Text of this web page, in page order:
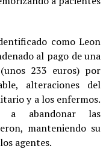
como Leon
al pago de una
233 euros) por
alteraciones del
y a los enfermos.
a abandonar las
manteniendo su
agentes.